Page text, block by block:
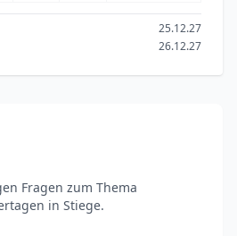
25.12.27
26.12.27
Fragen zum Thema
in Stiege.